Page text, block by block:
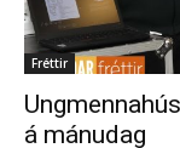
Fréttir
á mánudag